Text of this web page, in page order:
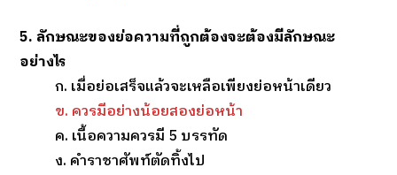
5. ลักษณะของย่อความที่ถูกต้องจะต้องมีลักษณะ
อย่างไร
ก. เมื่อย่อเสร็จแล้วจะเหลือเพียงย่อหน้าเดียว
ข. ควรมีอย่างน้อยสองย่อหน้า
ค. เนื้อความควรมี 5 บรรทัด
ง. คำราชาศัพท์ตัดทิ้งไป